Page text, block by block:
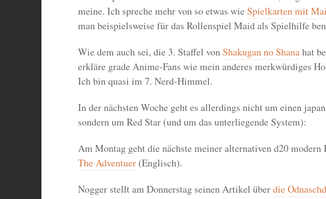
meine. Ich spreche mehr von so etwas wie Spielkarten mit
man beispielsweise für das Rollenspiel Maid als Spielhilfe
Wie dem auch sei, die 3. Staffel von Shakugan no Shanahat
erkläre grade Anime-Fans wie mein anderes merkwürdiges
Ich bin quasi im 7. Nerd-Himmel.
In der nächsten Woche geht es allerdings nicht um einen
sondern um Red Star (und um das unterliegende System):
Am Montag geht die nächste meiner alternativen d20 modern
The Adventuer(Englisch).
Nogger stellt am Donnerstag seinen Artikel überdie